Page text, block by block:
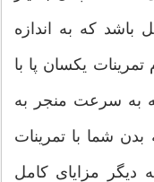
که به اندازه
تمرینات یکسان پا با
به سرعت منجر به
شما با تمرینات
مزایای کامل